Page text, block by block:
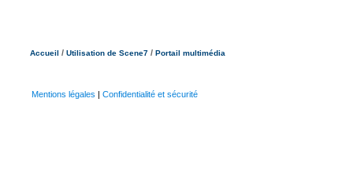
Accueil / Utilisation de Scene7 / Portail multimédia
Mentions légales | Confidentialité et sécurité